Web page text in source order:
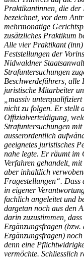
Praktikantinnen, die der
bezeichnet, vor dem
mehrmonatige
zusätzliches Praktikum
Alle vier Praktikant
Feststellungen der
Nidwaldner
Strafuntersuchungen
Beschwerdeführers,
juristische Mitarbeiter
„massiv
nicht zu folgen. Er stellt
Offizialverteidigung,
Strafuntersuchungen
ausserordentlich
geeignetes juristisches
nahe legte. Er räumt im
Verfahren gehandelt,
aber inhaltlich
Fragestellungen“.
in eigener
fachlich angeleitet und
dargetan noch aus den
darin zuzustimmen,
Ergänzungsfragen
Ergänzungsfragen)
denn eine
vermöchte. Schliesslich